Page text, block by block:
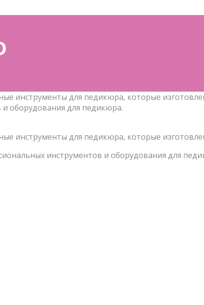
инструменты для педикюра, которые
оборудования для педикюра.
инструменты для педикюра, которые
инструментов и оборудования для